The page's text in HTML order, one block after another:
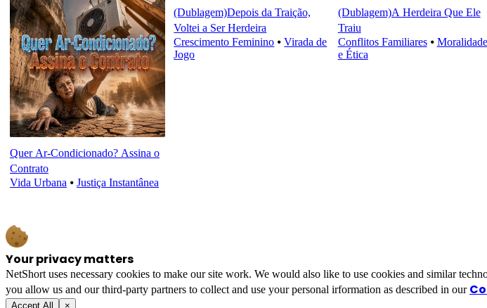
Quer Ar-Condicionado? Assina o
Contrato
Vida Urbana ⦁ Justiça Instantânea
(Dublagem)Depois da Traição,
Voltei a Ser Herdeira
Crescimento Feminino ⦁Virada de
Jogo
(Dublagem)A Herdeira Que Ele
Traiu
Conflitos Familiares⦁ Moralidade
e Ética
Your privacy matters
NetShort uses necessary cookies to make our site work. We would also like to use cookies and similar
you allow us and our third-party partners to collect and use your personal irformation as described in our
Accept All ×